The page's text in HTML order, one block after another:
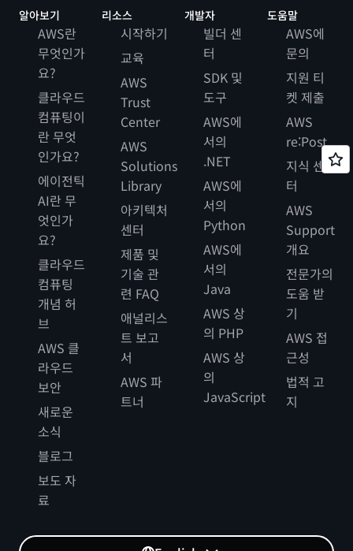
알아보기
AWS란
무엇인가
요?
클라우드
컴퓨팅이
란 무엇
인가요?
에이전틱
AI란 무
엇인가
요?
클라우드
컴퓨팅
개념 허
브
AWS 클
라우드
보안
새로운
소식
블로그
보도 자
료
리소스
시작하기
교육
AWS
Trust
Center
AWS
Solutions
Library
아키텍처
센터
제품 및
기술 관
련 FAQ
애널리스
트 보고
서
AWS 파
트너
개발자
빌더 센
터
SDK 및
도구
AWS에
서의
.NET
AWS에
서의
Python
AWS에
서의
Java
AWS 상
의 PHP
AWS 상
의
JavaScript
도움말
AWS에
문의
지원 티
켓 제출
AWS
re:Post
지식 센
터
AWS
Support
개요
전문가의
도움 받
기
AWS 접
근성
법적 고
지